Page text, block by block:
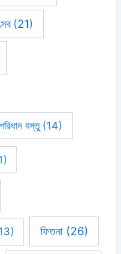
(21)
পরিধান বস্তু(14)
ফিতনা(26)